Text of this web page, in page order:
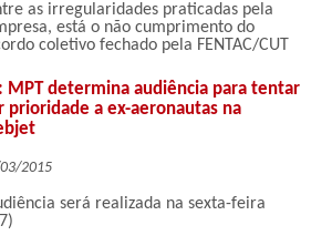
as irregularidades praticadas pela
está o não cumprimento do
coletivo fechado pela FENTAC/CUT
MPT determina audiência para tentar
prioridade a ex-aeronautas na
2015
será realizada na sexta-feira